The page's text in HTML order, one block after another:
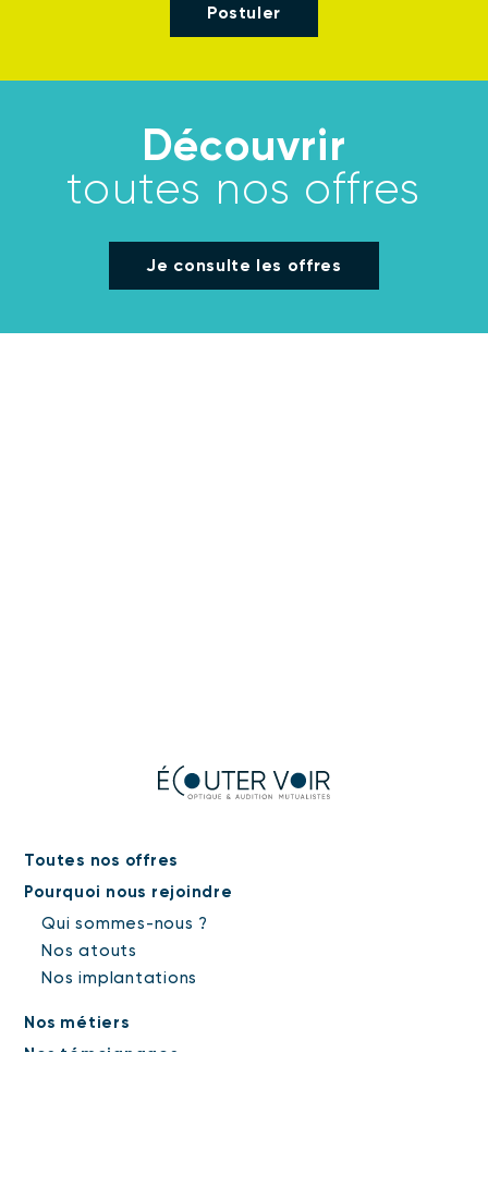
Postuler
Découvrir
toutes nos offres
Je consulte les offres
Toutes nos offres
Pourquoi nous rejoindre
Qui sommes-nous ?
Nos atouts
Nos implantations
Nos métiers
Nos témoignages